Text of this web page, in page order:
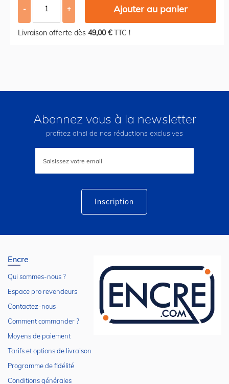
- + Ajouter au panier
Livraison offerte dès 49,00 €TTC !
Abonnez vous à la newsletter
profitez ainsi de nos réductions exclusives
lettre
Inscription
Encre
Qui sommes-nous ?
Espace pro revendeurs
Contactez-nous
Comment commander ?
Moyens de paiement
Tarifs et options de livraison
Programme de fidélité
Conditions générales